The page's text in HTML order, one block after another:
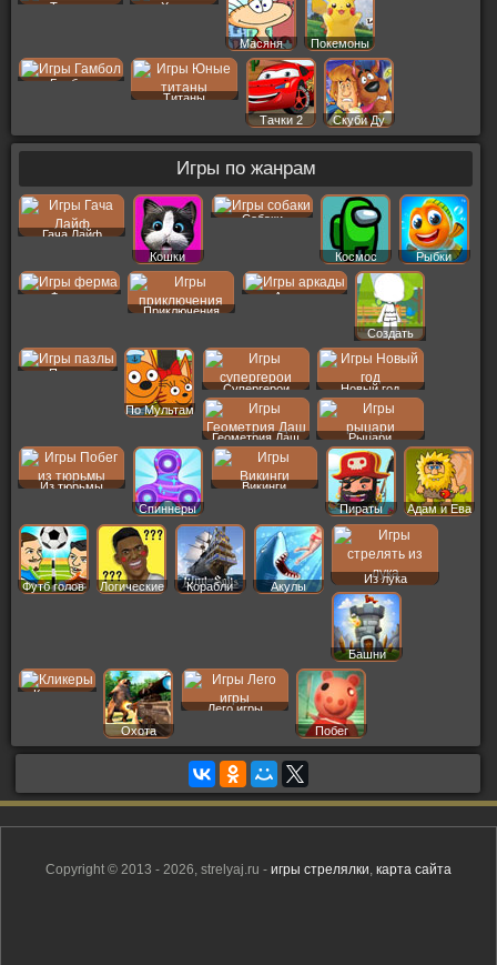
Тролли Халк
Масяня Покемоны
Гамбол
Титаны
Тачки 2
Скуби Ду
Игры по жанрам
Гача Лайф
Кошки
Собаки
Космос Рыбки
Ферма
Приключения
Аркады
Создать
Пер
Пазлы
По Мультам
Супергерои Новый год
Геометрия Даш Рыцари
Из тюрьмы
Спиннеры
Викинги
Пираты
Адам и Ева
Футб голов Логические Корабли Акулы
Из лука
Башни
Кликеры
Охота
Лего игры
Побег
Copyright © 2013 - 2026, strelyaj.ru - игры стрелялки, карта сайта